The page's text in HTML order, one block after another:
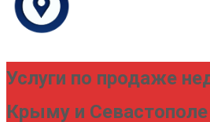
Услуги по продаже
Крыму и Севастополе